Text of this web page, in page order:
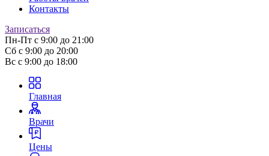
Контакты
Записаться
Пн-Пт с 9:00 до 21:00
Сб с 9:00 до 20:00
Вс с 9:00 до 18:00
Главная
Врачи
Цены